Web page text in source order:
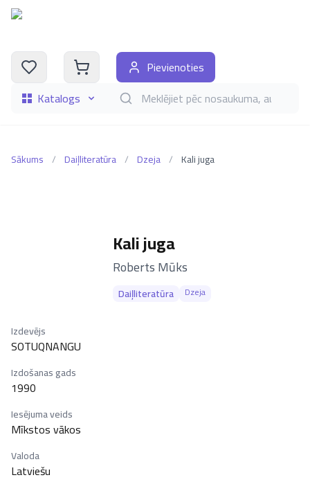
Katalogs Meklēt grāmatas pēc nosaukuma, autora,
Pievienoties
Sākums / Daiļliteratūra / Dzeja / Kali juga
Kali juga
–
Roberts Mūks
Daiļliteratūra Dzeja
Izdevējs
SOTUQNANGU
Izdošanas gads
1990
Iesējuma veids
Mīkstos vākos
Valoda
Latviešu